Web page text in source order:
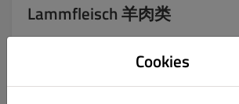
Lammfleisch 羊肉类
孜然羊肉 zī rán yáng ròu
Cookies